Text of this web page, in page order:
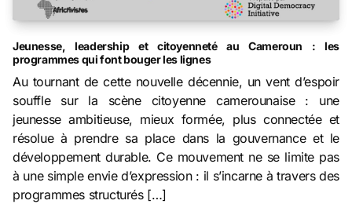
Jeunesse, leadership et citoyenneté au Cameroun : les
programmes qui font bouger les lignes
Au tournant de cette nouvelle décennie, un vent d’espoir
souffle sur la scène citoyenne camerounaise : une
jeunesse ambitieuse, mieux formée, plus connectée et
résolue à prendre sa place dans la gouvernance et le
développement durable. Ce mouvement ne se limite pas
à une simple envie d’expression : il s’incarne à travers des
programmes structurés […]